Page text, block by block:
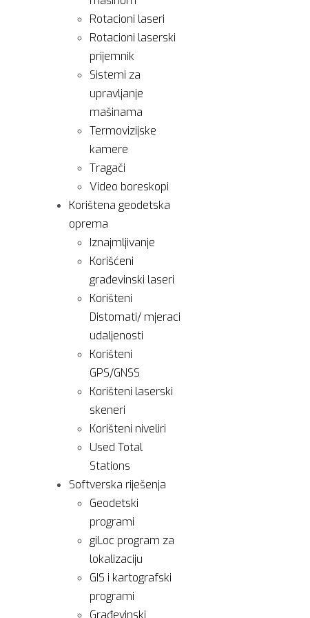
Rotacioni laseri
Rotacioni laserski
prijemnik
Sistemi za
upravljanje
mašinama
Termovizijske
kamere
Tragači
Video boreskopi
Korištena geodetska
oprema
Iznajmljivanje
Korišćeni
građevinski laseri
Korišteni
Distomati/ mjeraci
udaljenosti
Korišteni
GPS/GNSS
Korišteni laserski
skeneri
Korišteni niveliri
Used Total
Stations
Softverska riješenja
Geodetski
programi
giLoc program za
lokalizaciju
GIS i kartografski
programi
Građevinski